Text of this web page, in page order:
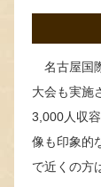
名古屋国
大会も実施
3,000人収
像も印象的
で近くの方